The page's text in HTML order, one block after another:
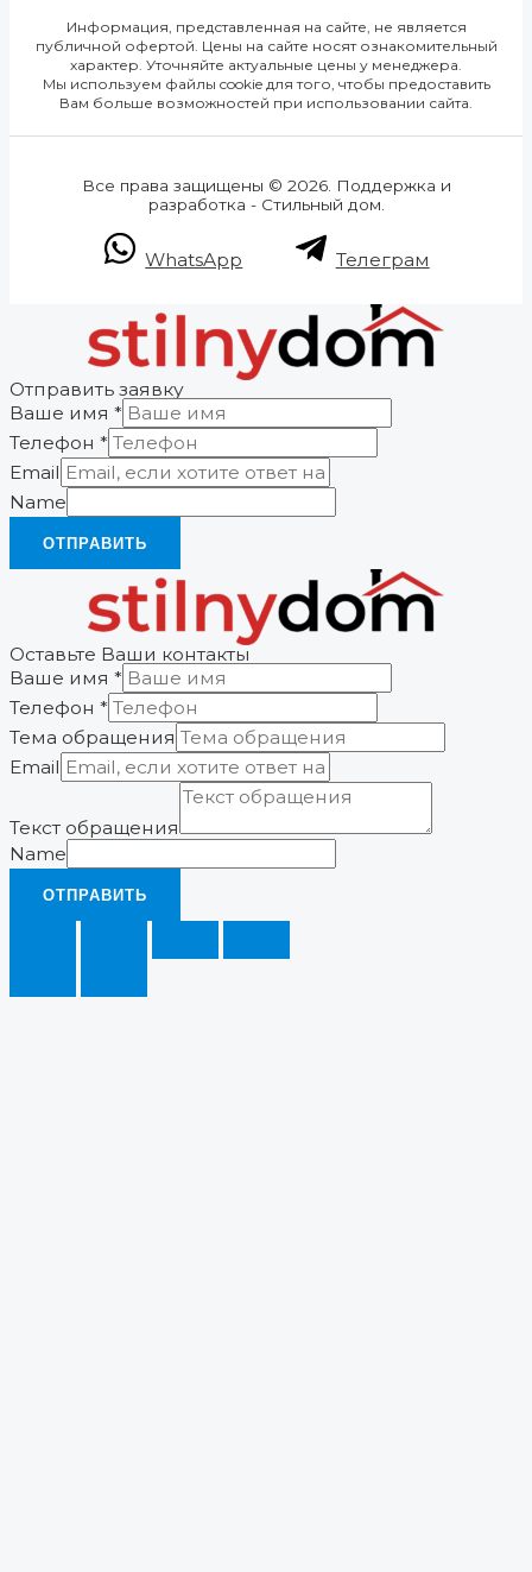
Информация, представленная на сайте, не является
публичной офертой. Цены на сайте носят ознакомительный
характер. Уточняйте актуальные цены у менеджера.
Мы используем файлы cookie для того, чтобы предоставить
Вам больше возможностей при использовании сайта.
Все права защищены © 2026. Поддержка и
разработка - Стильный дом.
WhatsApp Телеграм
Отправить заявку
Ваше имя *
Телефон *
Email
Name
ОТПРАВИТЬ
Оставьте Ваши контакты
Ваше имя *
Телефон *
Тема обращения
Email
Текст обращения
Name
ОТПРАВИТЬ